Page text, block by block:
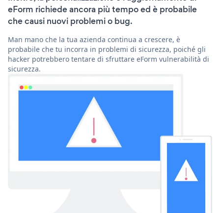
eForm richiede ancora più tempo ed è probabile
che causi nuovi problemi o bug.
Man mano che la tua azienda continua a crescere, è
probabile che tu incorra in problemi di sicurezza, poiché gli
hacker potrebbero tentare di sfruttare eForm vulnerabilità di
sicurezza.